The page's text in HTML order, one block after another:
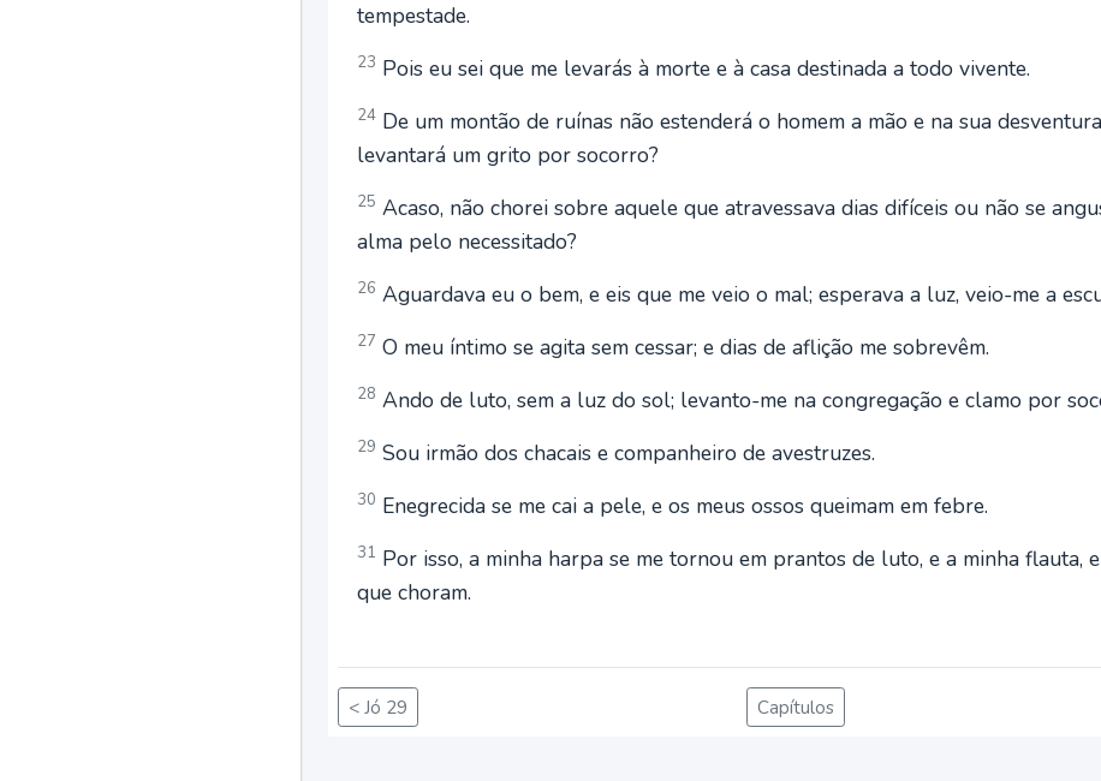
tempestade.
23 Pois eu sei que me levarás à morte e à casa destinada a todo vivente.
24 De um montão de ruínas não estenderá o homem a mão e na sua
levantará um grito por socorro?
25 Acaso, não chorei sobre aquele que atravessava dias difíceis ou não se
alma pelo necessitado?
26 Aguardava eu o bem, e eis que me veio o mal; esperava a luz, veio-me a
27 O meu íntimo se agita sem cessar; e dias de aflição me sobrevêm.
28 Ando de luto, sem a luz do sol; levanto-me na congregação e clamo por
29 Sou irmão dos chacais e companheiro de avestruzes.
30 Enegrecida se me cai a pele, e os meus ossos queimam em febre.
31 Por isso, a minha harpa se me tornou em prantos de luto, e a minha flauta,
que choram.
< Jó 29 Capítulos